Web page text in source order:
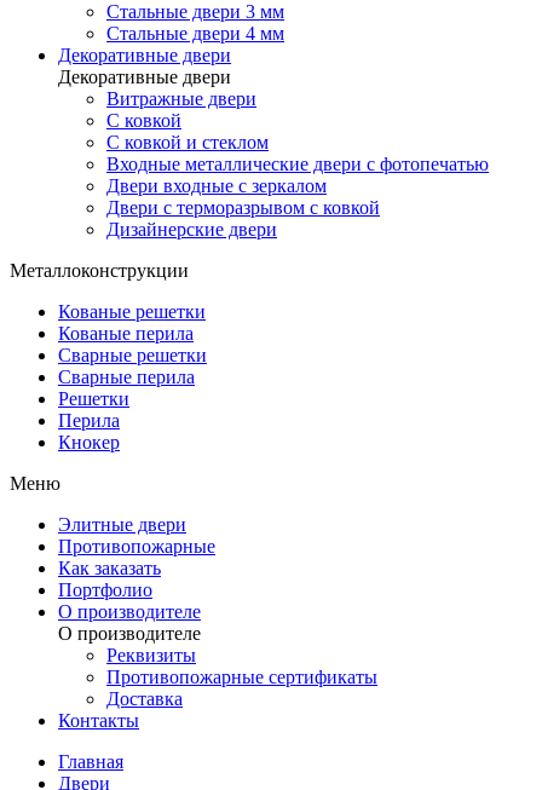
Стальные двери 3 мм
Стальные двери 4 мм
Декоративные двери
Декоративные двери
Витражные двери
С ковкой
С ковкой и стеклом
Входные металлические двери с фотопечатью
Двери входные с зеркалом
Двери с терморазрывом с ковкой
Дизайнерские двери
Металлоконструкции
Кованые решетки
Кованые перила
Сварные решетки
Сварные перила
Решетки
Перила
Кнокер
Меню
Элитные двери
Противопожарные
Как заказать
Портфолио
О производителе
О производителе
Реквизиты
Противопожарные сертификаты
Доставка
Контакты
Главная
Двери